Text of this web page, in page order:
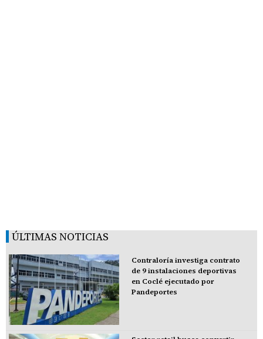
ÚLTIMAS NOTICIAS
Contraloría investiga contrato
de 9 instalaciones deportivas
en Coclé ejecutado por
Pandeportes